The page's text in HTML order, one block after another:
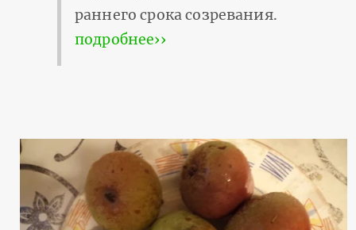
раннего срока созревания.
подробнее››